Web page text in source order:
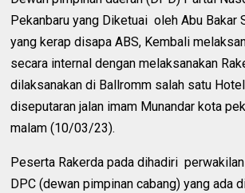
Pekanbaru yang Diketuai oleh Abu Bakar
yang kerap disapa ABS, Kembali
secara internal dengan melaksanakan
dilaksanakan di Ballromm salah satu
diseputaran jalan imam Munandar kota
malam (10/03/23).
Peserta Rakerda pada dihadiri
DPC (dewan pimpinan cabang) yang ada